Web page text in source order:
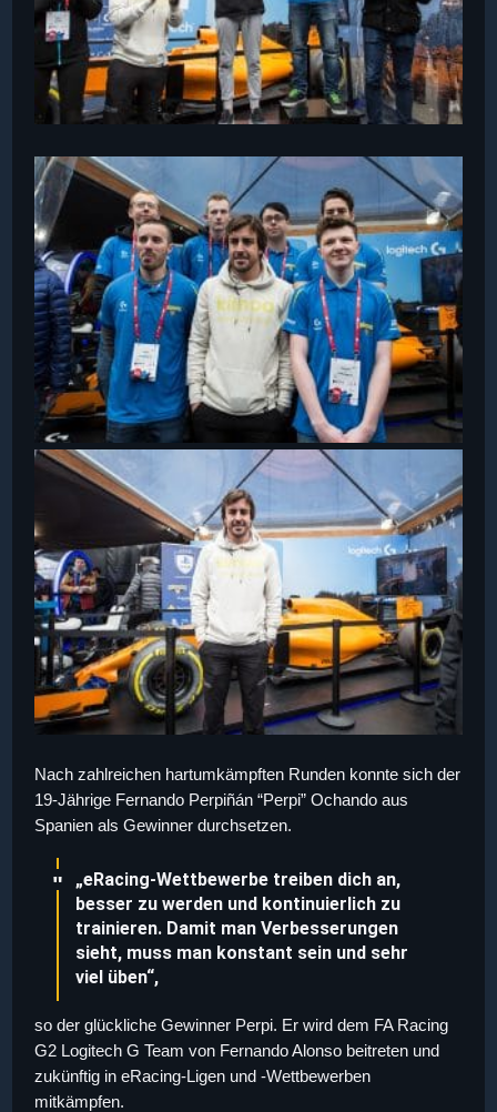
Nach zahlreichen hartumkämpften Runden konnte sich der
19-Jährige Fernando Perpiñán “Perpi” Ochando aus
Spanien als Gewinner durchsetzen.
„eRacing-Wettbewerbe treiben dich an,
besser zu werden und kontinuierlich zu
trainieren. Damit man Verbesserungen
sieht, muss man konstant sein und sehr
viel üben“,
so der glückliche Gewinner Perpi. Er wird dem FA Racing
G2 Logitech G Team von Fernando Alonso beitreten und
zukünftig in eRacing-Ligen und -Wettbewerben
mitkämpfen.